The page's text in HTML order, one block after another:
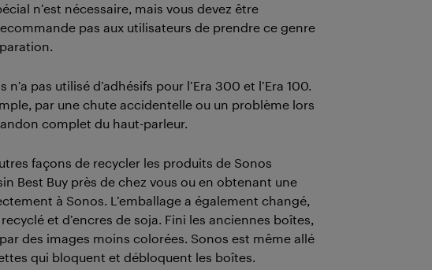
n’est nécessaire, mais vous devez être
pas aux utilisateurs de prendre ce genre
pas utilisé d’adhésifs pour l’Era 300 et l’Era 100.
par une chute accidentelle ou un problème lors
complet du haut-parleur.
façons de recycler les produits de Sonos
Best Buy près de chez vous ou en obtenant une
à Sonos. L’emballage a également changé,
et d’encres de soja. Fini les anciennes boîtes,
des images moins colorées. Sonos est même allé
qui bloquent et débloquent les boîtes.